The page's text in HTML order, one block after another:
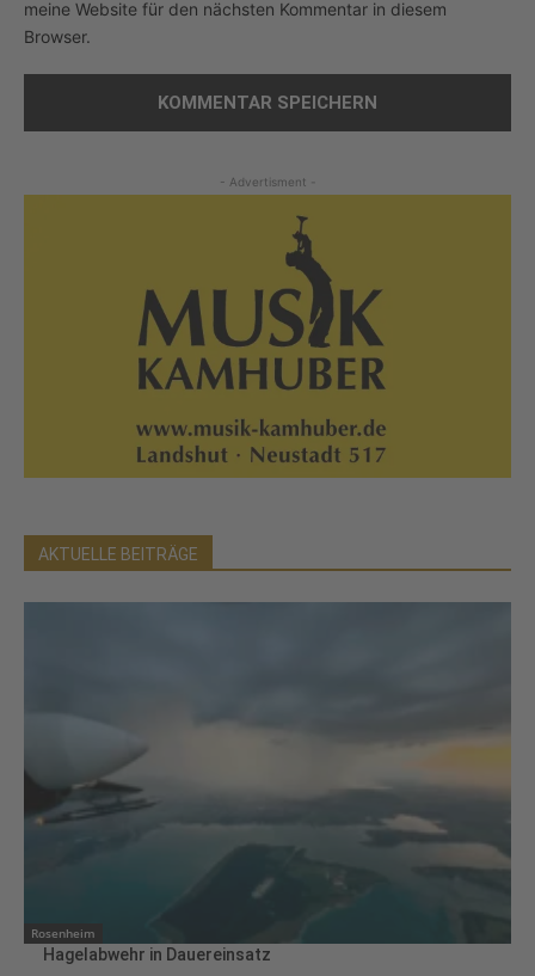
meine Website für den nächsten Kommentar in diesem
Browser.
- Advertisment -
AKTUELLE BEITRÄGE
Rosenheim
Hagelabwehr in Dauereinsatz